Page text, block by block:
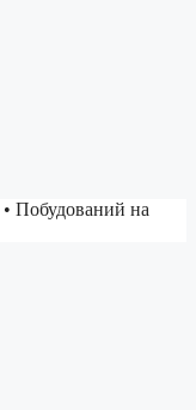
• Побудований на